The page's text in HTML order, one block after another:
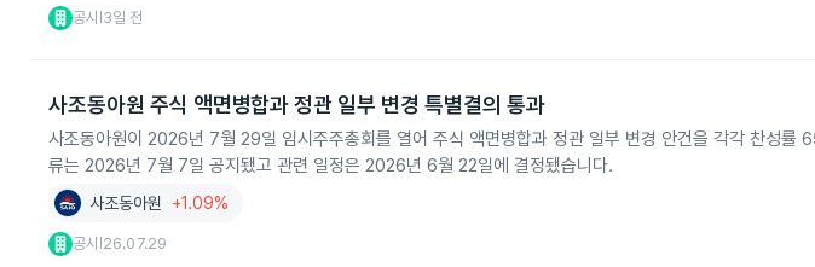
공시 3일 전
사조동아원 주식 액면병합과 정관 일부 변경 특별결의 통과
사조동아원이 2026년 7월 29일 임시주주총회를 열어 주식 액면병합과 정관 일부 변경 안건을 각각 찬성률
류는 2026년 7월 7일 공지됐고 관련 일정은 2026년 6월 22일에 결정됐습니다.
사조동아원 +1.09%
공시 26.07.29